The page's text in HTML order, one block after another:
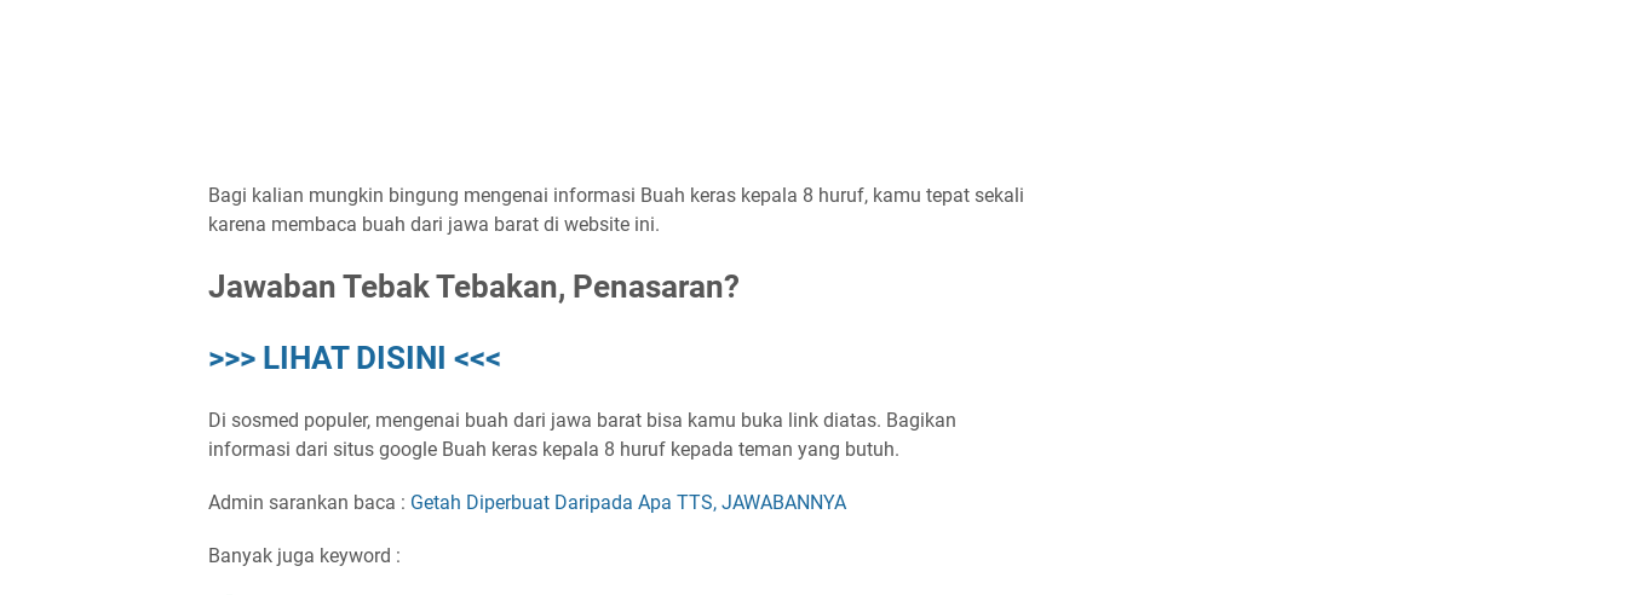
Bagi kalian mungkin bingung mengenai informasi Buah keras kepala 8 huruf, kamu tepat sekali
karena membaca buah dari jawa barat di website ini.
Jawaban Tebak Tebakan, Penasaran?
>>> LIHAT DISINI <<<
Di sosmed populer, mengenai buah dari jawa barat bisa kamu buka link diatas. Bagikan
informasi dari situs google Buah keras kepala 8 huruf kepada teman yang butuh.
Admin sarankan baca : Getah Diperbuat Daripada Apa TTS, JAWABANNYA
Banyak juga keyword :